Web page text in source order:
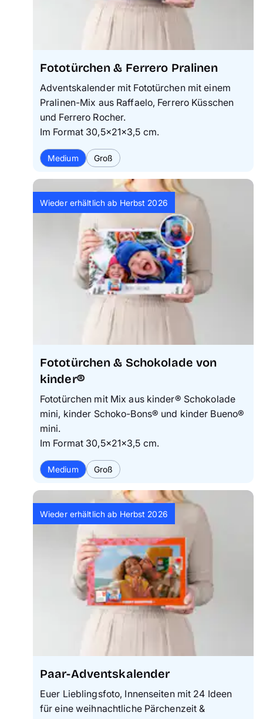
Fototürchen & Ferrero Pralinen
Adventskalender mit Fototürchen mit einem
Pralinen-Mix aus Raffaelo, Ferrero Küsschen
und Ferrero Rocher.
Im Format 30,5×21×3,5 cm.
Medium Groß
Wieder erhältlich ab Herbst 2026
Fototürchen & Schokolade von
kinder®
Fototürchen mit Mix aus kinder® Schokolade
mini, kinder Schoko-Bons® und kinder Bueno®
mini.
Im Format 30,5×21×3,5 cm.
Medium Groß
Wieder erhältlich ab Herbst 2026
Paar-Adventskalender
Euer Lieblingsfoto, Innenseiten mit 24 Ideen
für eine weihnachtliche Pärchenzeit &